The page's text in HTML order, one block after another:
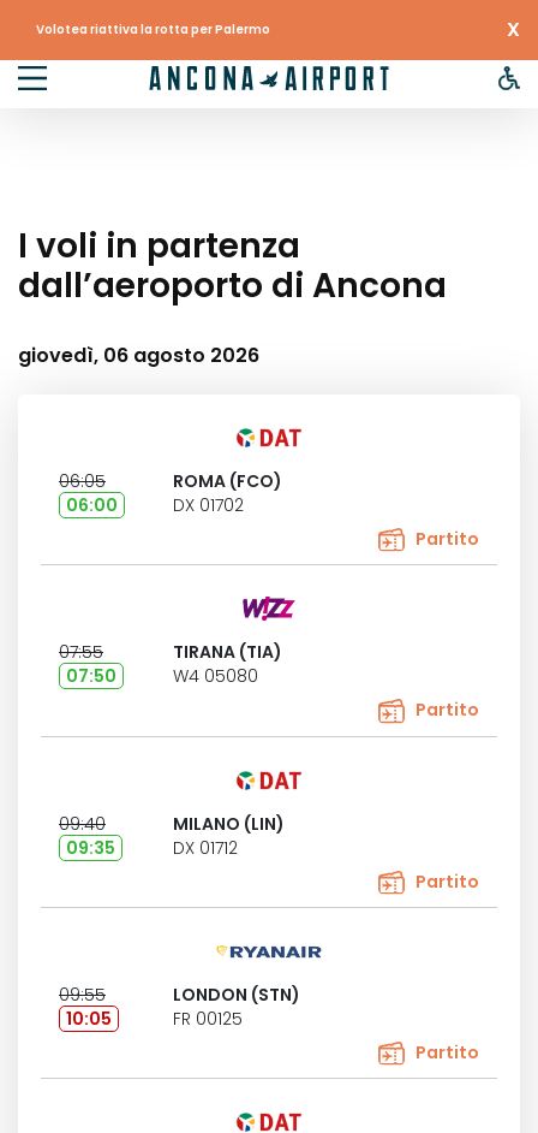
Volotea riattiva la rotta per Palermo X
I voli in partenza
dall’aeroporto di Ancona
giovedì, 06 agosto 2026
06:05
06:00
ROMA (FCO)
DX 01702
Partito
07:55
07:50
TIRANA (TIA)
W4 05080
Partito
09:40
09:35
MILANO (LIN)
DX 01712
Partito
09:55
10:05
LONDON (STN)
FR 00125
Partito